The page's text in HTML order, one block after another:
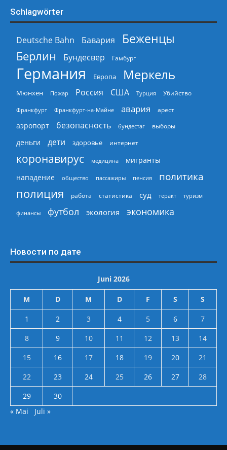
Schlagwörter
Deutsche Bahn Бавария
Беженцы
Берлин
Бундесвер Гамбург
Германия Европа Меркель
Мюнхен Пожар Россия США Турция Убийство
Франкфурт Франкфурт-на-Майне авария арест
аэропорт безопасность бундестаг выборы
деньги дети здоровье интернет
коронавирус медицина
мигранты
нападение
общество пассажиры пенсия политика
полиция работа статистика суд теракт туризм
финансы футбол экология экономика
Новости по дате
Juni 2026
M D M D F S S
1 2 3 4 5 6
7
8
9 10 11 12 13
14
15
16 17 18 19 20
21
22
23 24 25 26 27
28
29
30
« Mai
Juli »